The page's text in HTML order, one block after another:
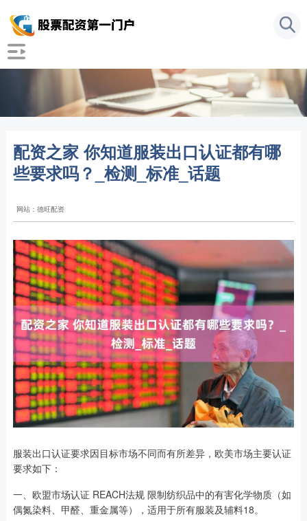
配资之家 你知道服装出口认证都有哪
些要求吗？_检测_标准_话题
网站：德旺配资
服装出口认证要求因目标市场不同而有所差异，欧美市场主要认证
要求如下：
一、欧盟市场认证 REACH法规 限制纺织品中的有害化学物质（如
偶氮染料、甲醛、重金属等），适用于所有服装及辅料18。